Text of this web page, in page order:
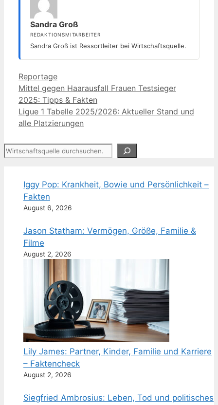
Sandra Groß
REDAKTIONSMITARBEITER
Sandra Groß ist Ressortleiter bei Wirtschaftsquelle.
Kategorien
Reportage
Mittel gegen Haarausfall Frauen Testsieger
2025: Tipps & Fakten
Ligue 1 Tabelle 2025/2026: Aktueller Stand und
alle Platzierungen
Suchen
Iggy Pop: Krankheit, Bowie und Persönlichkeit –
Fakten
August 6, 2026
Jason Statham: Vermögen, Größe, Familie &
Filme
August 2, 2026
Lily James: Partner, Kinder, Familie und Karriere
– Faktencheck
August 2, 2026
Siegfried Ambrosius: Leben, Tod und politisches